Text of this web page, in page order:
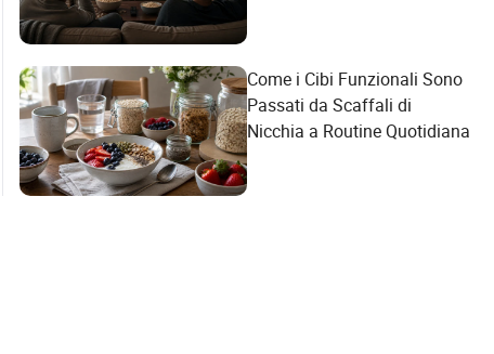
Come i Cibi Funzionali Sono
Passati da Scaffali di
Nicchia a Routine Quotidiana